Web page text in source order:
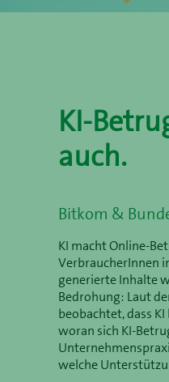
KI-
auch.
Bitkom &
KI macht Online-
VerbraucherInnen
generierte Inhalte
Bedrohung: Laut
beobachtet, dass
woran sich KI-
welche